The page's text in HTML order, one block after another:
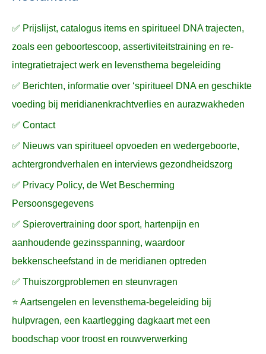
r
:
✅ Prijslijst, catalogus items en spiritueel DNA trajecten,
zoals een geboortescoop, assertiviteitstraining en re-
integratietraject werk en levensthema begeleiding
✅ Berichten, informatie over ‘spiritueel DNA en geschikte
voeding bij meridianenkrachtverlies en aurazwakheden
✅ Contact
✅ Nieuws van spiritueel opvoeden en wedergeboorte,
achtergrondverhalen en interviews gezondheidszorg
✅ Privacy Policy, de Wet Bescherming
Persoonsgegevens
✅ Spierovertraining door sport, hartenpijn en
aanhoudende gezinsspanning, waardoor
bekkenscheefstand in de meridianen optreden
✅ Thuiszorgproblemen en steunvragen
⭐ Aartsengelen en levensthema-begeleiding bij
hulpvragen, een kaartlegging dagkaart met een
boodschap voor troost en rouwverwerking